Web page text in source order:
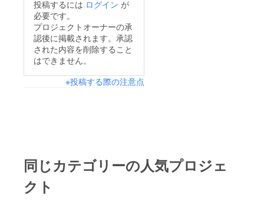
投稿するには ログイン が
必要です。
プロジェクトオーナーの承
認後に掲載されます。承認
された内容を削除すること
はできません。
※投稿する際の注意点
同じカテゴリーの人気プロジェ
クト